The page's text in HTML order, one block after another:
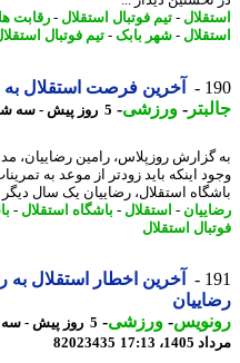
-تیم فوتبال استقلال-رقابت های
-شهر بابک -تیم فوتبال استقلال
آخرین فرصت استقلال به
-ورزشی-5 روز پیش - سه شنبه 13 مرداد 1405، 17:22
روزپلاس، رامین رضاییان، مدافع
اینکه باید زودتر از موعد به
استقلال، رضاییان یک سال دیگر ...
-استقلال-باشگاه استقلال-
استقلال
آخرین اخطار استقلال به
-ورزشی-
17:13
82023435